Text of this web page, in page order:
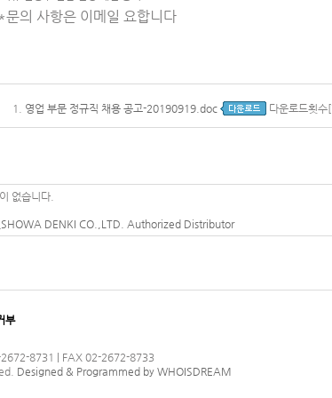
*문의 사항은 이메일 요합니다
1. 영업 부문 정규직 채용 공고-20190919.doc 다운로드횟
없습니다.
DENKI CO.,LTD. Authorized Distributor
부
2672-8731 | FAX 02-2672-8733
Designed & Programmed by WHOISDREAM